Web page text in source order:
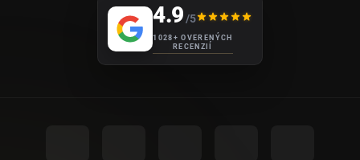
4.9/5
1028+ OVERENÝCH
RECENZIÍ